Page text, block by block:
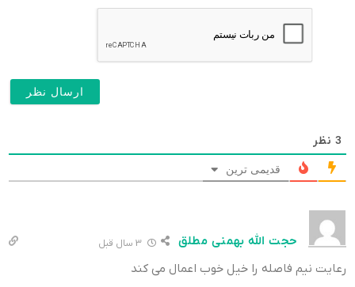
3 نظر
قدیمی ترین
حجت الله بهمنی مطلق
رعایت نیم فاصله را خیل خوب اعمال می کند